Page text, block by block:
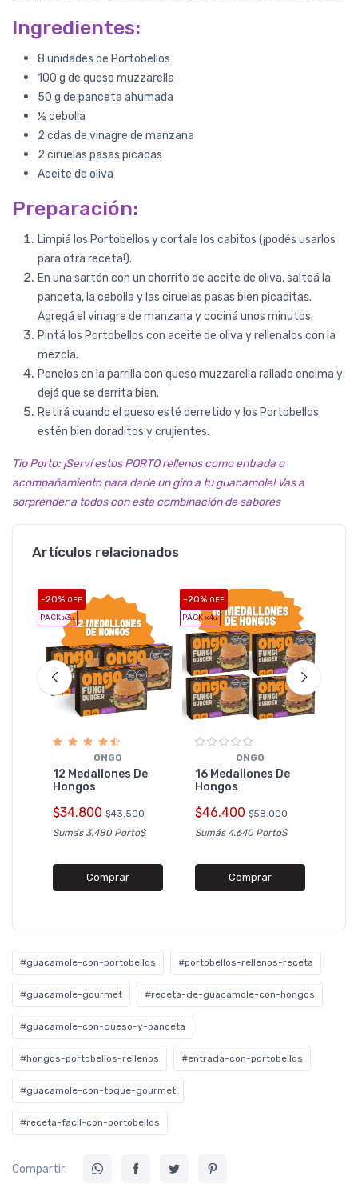
Ingredientes:
8 unidades de Portobellos
100 g de queso muzzarella
50 g de panceta ahumada
½ cebolla
2 cdas de vinagre de manzana
2 ciruelas pasas picadas
Aceite de oliva
Preparación:
Limpiá los Portobellos y cortale los cabitos (¡podés usarlos
para otra receta!).
En una sartén con un chorrito de aceite de oliva, salteá la
panceta, la cebolla y las ciruelas pasas bien picaditas.
Agregá el vinagre de manzana y cociná unos minutos.
Pintá los Portobellos con aceite de oliva y rellenalos con la
mezcla.
Ponelos en la parrilla con queso muzzarella rallado encima y
dejá que se derrita bien.
Retirá cuando el queso esté derretido y los Portobellos
estén bien doraditos y crujientes.
Tip Porto: ¡Serví estos PORTO rellenos como entrada o
acompañamiento para darle un giro a tu guacamole! Vas a
sorprender a todos con esta combinación de sabores
Artículos relacionados
-20% OFF
PACK x3u.
ONGO
12 Medallones De
Hongos
$34.800 $43.500
Sumás 3.480 Porto$
Comprar
-20% OFF
PACK x4u.
ONGO
16 Medallones De
Hongos
$46.400 $58.000
Sumás 4.640 Porto$
Comprar
#guacamole-con-portobellos #portobellos-rellenos-receta
#guacamole-gourmet #receta-de-guacamole-con-hongos
#guacamole-con-queso-y-panceta
#hongos-portobellos-rellenos #entrada-con-portobellos
#guacamole-con-toque-gourmet
#receta-facil-con-portobellos
Compartir:
gírgolas y me sorprendió porque,
champis, son de tamaño grande y
se ven muy frescas. Los hongos
vienen súper frescos, es notorio
por la textura que tienen y porque
....
Pedido # 129